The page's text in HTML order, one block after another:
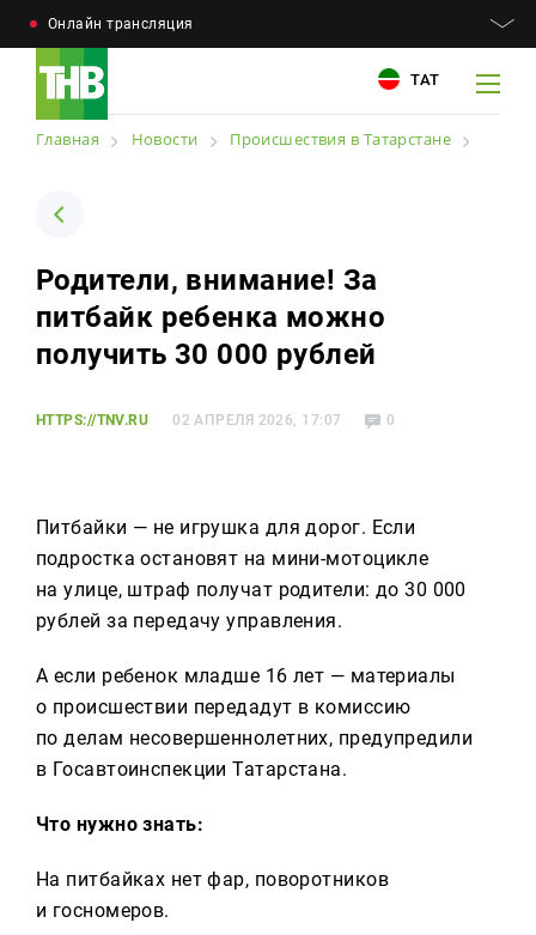
Онлайн трансляция
ТАТ
Новости
Для связи
reception@tnvtv.ru
Для связи
+7 (843) 570−50−00
Главная Новости Происшествия в Татарстане
Родители, внимание! За
питбайк ребенка можно
получить 30 000 рублей
HTTPS://TNV.RU 02 АПРЕЛЯ 2026, 17:07 0
Питбайки — не игрушка для дорог. Если
подростка остановят на мини-мотоцикле
на улице, штраф получат родители: до 30 000
рублей за передачу управления.
А если ребенок младше 16 лет — материалы
о происшествии передадут в комиссию
по делам несовершеннолетних, предупредили
в Госавтоинспекции Татарстана.
Что нужно знать:
На питбайках нет фар, поворотников
и госномеров.